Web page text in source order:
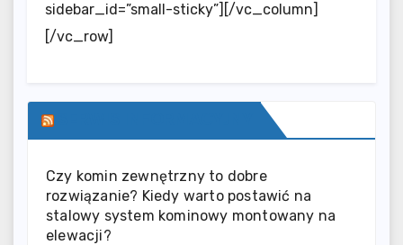
sidebar_id=”small-sticky”][/vc_column]
[/vc_row]
Czy komin zewnętrzny to dobre
rozwiązanie? Kiedy warto postawić na
stalowy system kominowy montowany na
elewacji?